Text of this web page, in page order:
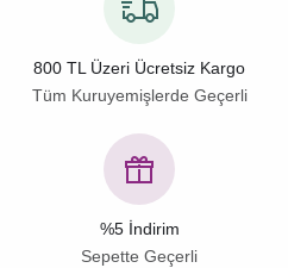
800 TL Üzeri Ücretsiz Kargo
Tüm Kuruyemişlerde Geçerli
%5 İndirim
Sepette Geçerli